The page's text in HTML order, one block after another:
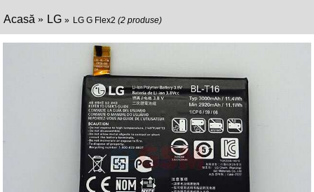
Acasă LG LG G Flex2 (2 produse)